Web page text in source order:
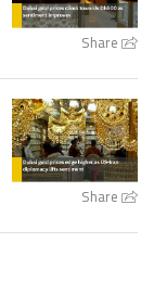
Share
Share